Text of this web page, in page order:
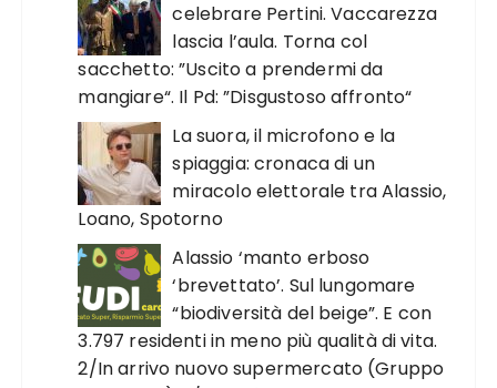
celebrare Pertini. Vaccarezza
lascia l’aula. Torna col
sacchetto: ”Uscito a prendermi da
mangiare“. Il Pd: ”Disgustoso affronto“
La suora, il microfono e la
spiaggia: cronaca di un
miracolo elettorale tra Alassio,
Loano, Spotorno
Alassio ‘manto erboso
‘brevettato’. Sul lungomare
“biodiversità del beige”. E con
3.797 residenti in meno più qualità di vita.
2/In arrivo nuovo supermercato (Gruppo